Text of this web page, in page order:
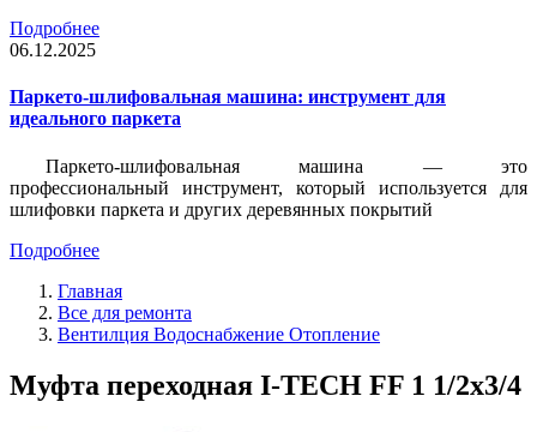
Подробнее
06.12.2025
Паркето-шлифовальная машина: инструмент для
идеального паркета
Паркето-шлифовальная машина — это
профессиональный инструмент, который используется для
шлифовки паркета и других деревянных покрытий
Подробнее
Главная
Все для ремонта
Вентилция Водоснабжение Отопление
Муфта переходная I-TECH FF 1 1/2x3/4